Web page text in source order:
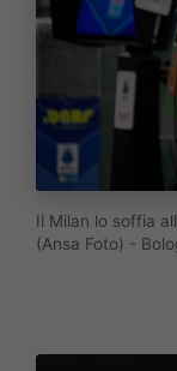
Il Milan lo soffia
(Ansa Foto) -